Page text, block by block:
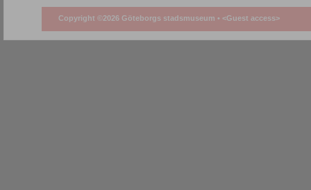
Copyright ©2026 Göteborgs stadsmuseum • <Guest access>